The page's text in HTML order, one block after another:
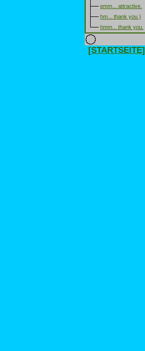
emm... attractive.
hm... thank you )
hmm... thank you.
[STARTSEITE]